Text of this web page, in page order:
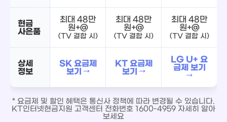
현금
사은품
최대 48만
원+@
(TV 결합 시)
최대 48만
원+@
(TV 결합 시)
최대 48만
원+@
(TV 결합 시)
상세
정보
SK 요금제
보기 →
KT 요금제
보기 →
LG U+ 요
금제 보기
→
* 요금제 및 할인 혜택은 통신사 정책에 따라 변경될 수 있습니다.
KT인터넷현금지원 고객센터 전화번호 1600-4959 자세히 알아
보세요